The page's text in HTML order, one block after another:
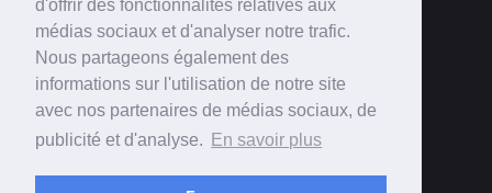
d'offrir des fonctionnalités relatives aux
médias sociaux et d'analyser notre trafic.
Nous partageons également des
informations sur l'utilisation de notre site
avec nos partenaires de médias sociaux, de
publicité et d'analyse.
En savoir plus
Perdu ?
Voici le plan du site!